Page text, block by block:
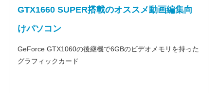
GTX1660 SUPER搭載のオススメ動画編集向
けパソコン
GeForce GTX1060の後継機で6GBのビデオメモリを持った
グラフィックカード